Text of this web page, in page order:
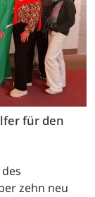
für den
zehn neu